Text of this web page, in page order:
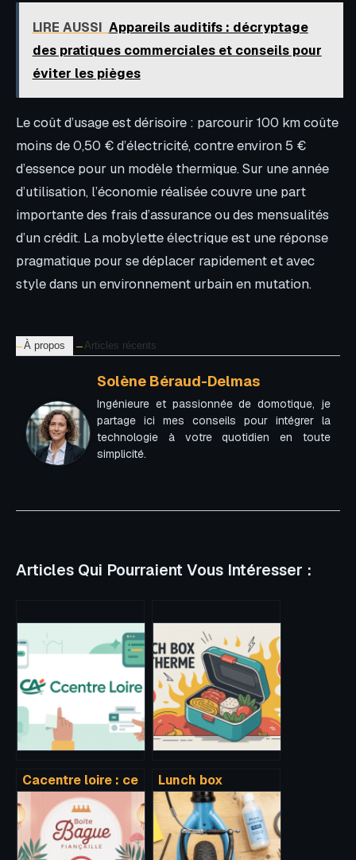
LIRE AUSSI Appareils auditifs : décryptage
des pratiques commerciales et conseils pour
éviter les pièges
Le coût d’usage est dérisoire : parcourir 100 km coûte
moins de 0,50 € d’électricité, contre environ 5 €
d’essence pour un modèle thermique. Sur une année
d’utilisation, l’économie réalisée couvre une part
importante des frais d’assurance ou des mensualités
d’un crédit. La mobylette électrique est une réponse
pragmatique pour se déplacer rapidement et avec
style dans un environnement urbain en mutation.
À propos Articles récents
Solène Béraud-Delmas
Ingénieure et passionnée de domotique, je
partage ici mes conseils pour intégrer la
technologie à votre quotidien en toute
simplicité.
Articles Qui Pourraient Vous Intéresser :
Cacentre loire : ce
qu’il faut savoir
sur votre espace
en ligne cace
Lunch box
isotherme : bien
choisir, utiliser et
conserver vos
repas au frais